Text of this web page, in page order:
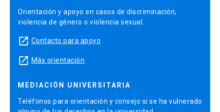
Orientación y apoyo en casos de discriminación,
violencia de género o violencia sexual.
launch Contacto para apoyo
launch Más orientación
MEDIACIÓN UNIVERSITARIA
Teléfonos para orientación y consejo si se ha vulnerado